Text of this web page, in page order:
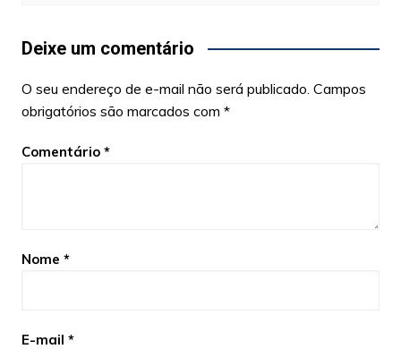
Deixe um comentário
O seu endereço de e-mail não será publicado. Campos
obrigatórios são marcados com *
Comentário *
Nome *
E-mail *